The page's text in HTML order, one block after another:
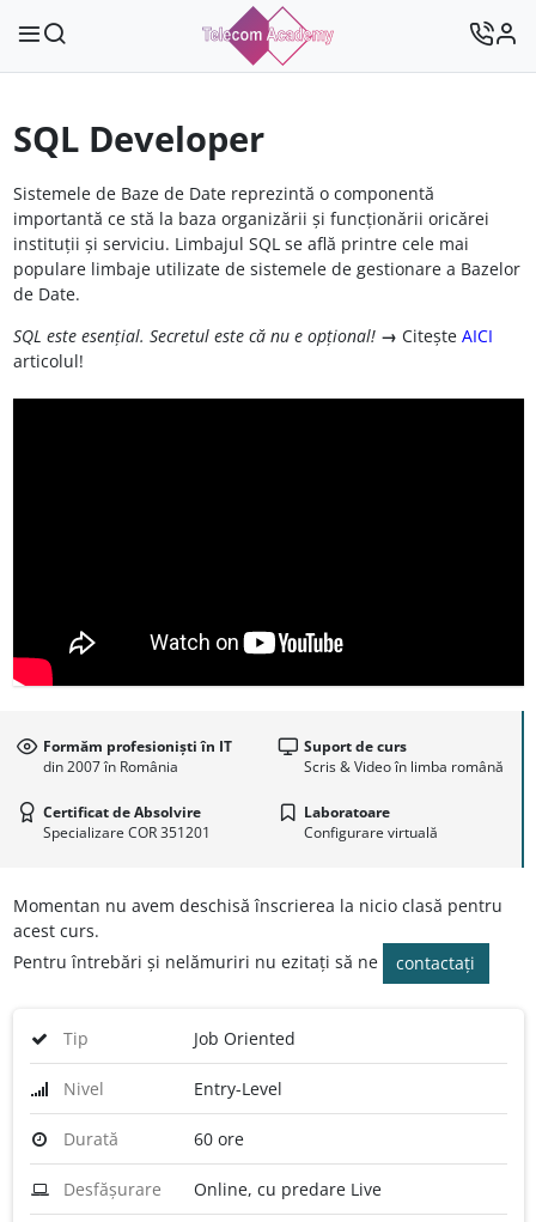
SQL Developer
Sistemele de Baze de Date reprezintă o componentă
importantă ce stă la baza organizării și funcționării oricărei
instituții și serviciu. Limbajul SQL se află printre cele mai
populare limbaje utilizate de sistemele de gestionare a Bazelor
de Date.
SQL este esențial. Secretul este că nu e opțional! → Citește AICI
articolul!
Formăm profesioniști în IT
din 2007 în România
Suport de curs
Scris & Video în limba română
Certificat de Absolvire
Specializare COR 351201
Laboratoare
Configurare virtuală
Momentan nu avem deschisă înscrierea la nicio clasă pentru
acest curs.
Pentru întrebări și nelămuriri nu ezitați să ne
contactați
Tip Job Oriented
Nivel Entry-Level
Durată 60 ore
Desfășurare Online, cu predare Live